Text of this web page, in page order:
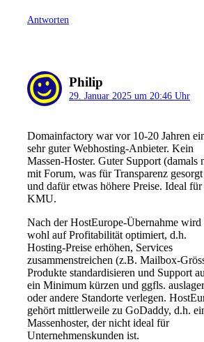
Antworten
Philip
29. Januar 2025 um 20:46 Uhr
Domainfactory war vor 10-20 Jahren
sehr guter Webhosting-Anbieter. Kein
Massen-Hoster. Guter Support (damals
mit Forum, was für Transparenz
und dafür etwas höhere Preise. Ideal für
KMU.
Nach der HostEurope-Übernahme wird
wohl auf Profitabilität optimiert, d.h.
Hosting-Preise erhöhen, Services
zusammenstreichen (z.B. Mailbox-
Produkte standardisieren und Support
ein Minimum kürzen und ggfls.
oder andere Standorte verlegen.
gehört mittlerweile zu GoDaddy, d.h.
Massenhoster, der nicht ideal für
Unternehmenskunden ist.